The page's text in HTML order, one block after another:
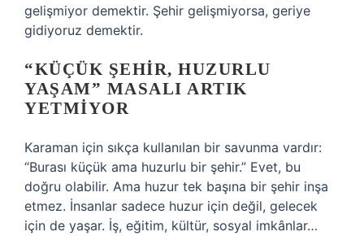
gelişmiyor demektir. Şehir gelişmiyorsa, geriye
gidiyoruz demektir.
“KÜÇÜK ŞEHIR, HUZURLU
YAŞAM” MASALI ARTIK
YETMIYOR
Karaman için sıkça kullanılan bir savunma vardır:
“Burası küçük ama huzurlu bir şehir.” Evet, bu
doğru olabilir. Ama huzur tek başına bir şehir inşa
etmez. İnsanlar sadece huzur için değil, gelecek
için de yaşar. İş, eğitim, kültür, sosyal imkânlar…